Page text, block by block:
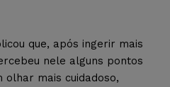
que, após ingerir mais
nele alguns pontos
olhar mais cuidadoso,